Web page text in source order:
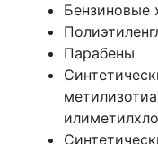
Бензиновые
Парабены